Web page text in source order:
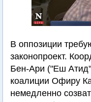
В оппозиции
законопроект.
Бен-Ари ("Еш
коалиции Офиру
немедленно